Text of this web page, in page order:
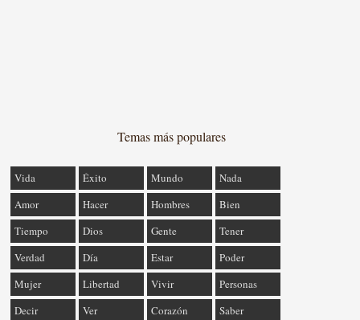
Temas más populares
Vida Éxito Mundo
Nada
Amor
Hacer Hombres
Bien
Tiempo
Dios Gente
Tener
Verdad
Día Estar
Poder
Mujer
Libertad Vivir
Personas
Decir
Ver Corazón Saber